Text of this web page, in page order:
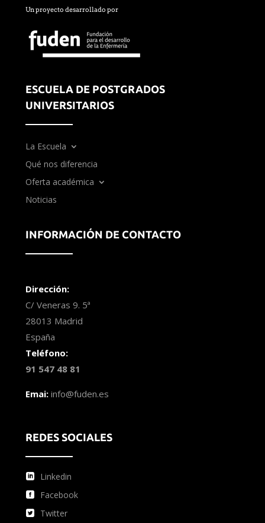
Un proyecto desarrollado por
ESCUELA DE POSTGRADOS
UNIVERSITARIOS
La Escuela
Qué nos diferencia
Oferta académica
Noticias
INFORMACIÓN DE CONTACTO
Dirección:
C/ Veneras 9. 5ª
28013 Madrid
España
Teléfono:
91 547 48 81
Emai: info@fuden.es
REDES SOCIALES
Linkedin
Facebook
Twitter